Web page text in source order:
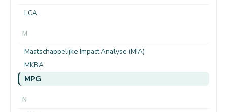
LCA
M
Maatschappelijke Impact Analyse (MIA)
MKBA
MPG
N